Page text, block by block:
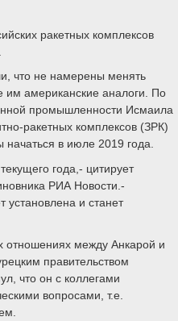
ракетных комплексов
что не намерены менять
им американские аналоги. По
промышленности Исмаила
ракетных комплексов (ЗРК)
в июле 2019 года.
года,- цитирует
РИА Новости.-
установлена и станет
отношениях между Анкарой и
правительством
что он с коллегами
вопросами, т.е.